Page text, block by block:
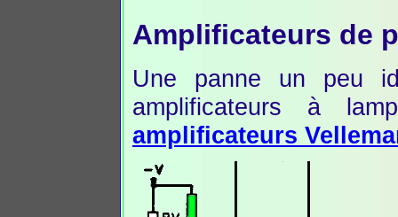
Amplificateurs de
Une panne un peu
amplificateurs à
amplificateurs